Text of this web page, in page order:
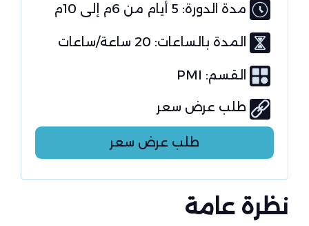
مدة الدورة: 5 أيام من 6م إلى 10م
المدة بالساعات: 20 ساعة/ساعات
القسم:
طلب عرض سعر
طلب عرض سعر
نظرة عامة